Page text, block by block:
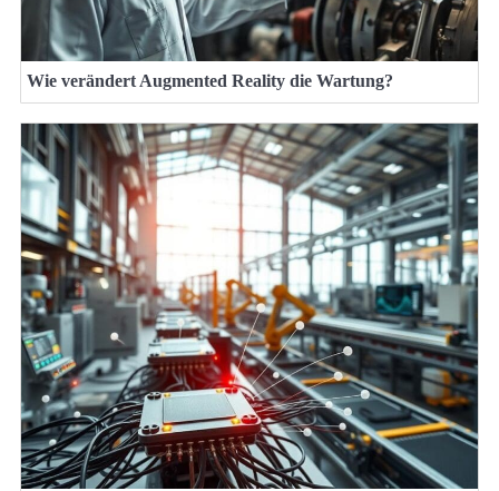
Wie verändert Augmented Reality die Wartung?